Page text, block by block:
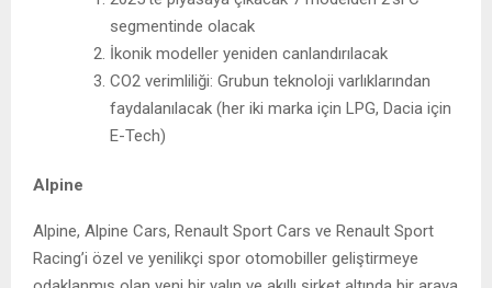
segmentinde olacak
İkonik modeller yeniden canlandırılacak
CO2 verimliliği: Grubun teknoloji varlıklarından
faydalanılacak (her iki marka için LPG, Dacia için
E-Tech)
Alpine
Alpine, Alpine Cars, Renault Sport Cars ve Renault Sport
Racing’i özel ve yenilikçi spor otomobiller geliştirmeye